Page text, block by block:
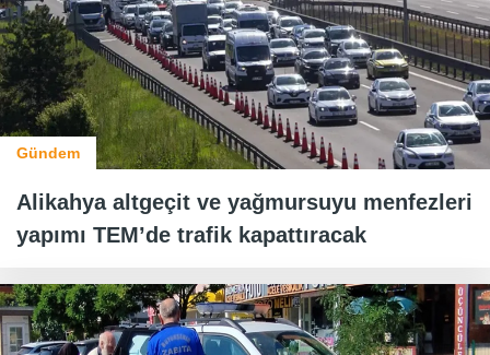
Gündem
Alikahya altgeçit ve yağmursuyu menfezleri
yapımı TEM’de trafik kapattıracak